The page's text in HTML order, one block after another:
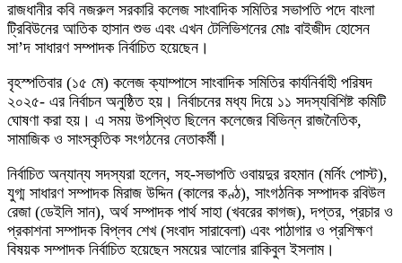
রাজধানীর কবি নজরুল সরকারি কলেজ সাংবাদিক সমিতির সভাপতি পদে বাংলা
ট্রিবিউনের আতিক হাসান শুভ এবং এখন টেলিভিশনের মোঃ বাইজীদ হোসেন
সা’দ সাধারণ সম্পাদক নির্বাচিত হয়েছেন।
বৃহস্পতিবার (১৫ মে) কলেজ ক্যাম্পাসে সাংবাদিক সমিতির কার্যনির্বাহী পরিষদ
২০২৫- এর নির্বাচন অনুষ্ঠিত হয়। নির্বাচনের মধ্য দিয়ে ১১ সদস্যবিশিষ্ট কমিটি
ঘোষণা করা হয়। এ সময় উপস্থিত ছিলেন কলেজের বিভিন্ন রাজনৈতিক,
সামাজিক ও সাংস্কৃতিক সংগঠনের নেতাকর্মী।
নির্বাচিত অন্যান্য সদস্যরা হলেন, সহ-সভাপতি ওবায়দুর রহমান (মর্নিং পোস্ট),
যুগ্ম সাধারণ সম্পাদক মিরাজ উদ্দিন (কালের কণ্ঠ), সাংগঠনিক সম্পাদক রবিউল
রেজা (ডেইলি সান), অর্থ সম্পাদক পার্থ সাহা (খবরের কাগজ), দপ্তর, প্রচার ও
প্রকাশনা সম্পাদক বিপ্লব শেখ (সংবাদ সারাবেলা) এবং পাঠাগার ও প্রশিক্ষণ
বিষয়ক সম্পাদক নির্বাচিত হয়েছেন সময়ের আলোর রাকিবুল ইসলাম।